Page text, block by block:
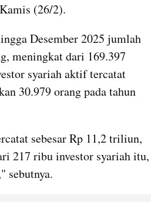
(26/2).
Desember 2025 jumlah
meningkat dari 169.397
syariah aktif tercatat
30.979 orang pada tahun
sebesar Rp 11,2 triliun,
217 ribu investor syariah itu,
sebutnya.